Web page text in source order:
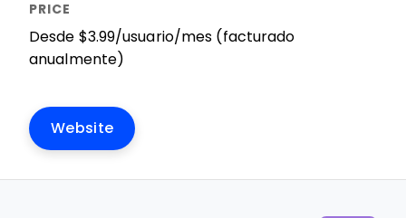
Desde $3.99/usuario/mes (facturado
anualmente)
Website